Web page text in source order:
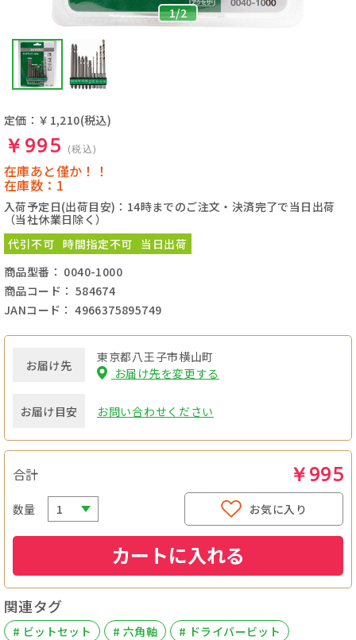
1/2
定価：￥1,210(税込)
￥995 (税込)
在庫あと僅か！！
在庫数：1
入荷予定日(出荷目安)：14時までのご注文・決済完了で当日出荷
（当社休業日除く）
代引不可 時間指定不可 当日出荷
商品型番： 0040-1000
商品コード： 584674
JANコード： 4966375895749
お届け先
東京都八王子市横山町
お届け先を変更する
お届け目安 お問い合わせください
合計 ￥995
数量 お気に入り
カートに入れる
関連タグ
# ビットセット # 六角軸
# ドライバービット